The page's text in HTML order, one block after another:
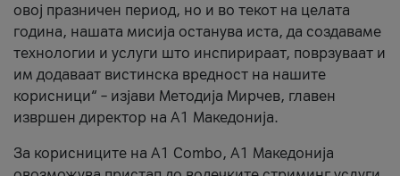
овој празничен период, но и во текот на целата
година, нашата мисија останува иста, да создаваме
технологии и услуги што инспирираат, поврзуваат и
им додаваат вистинска вредност на нашите
корисници“ – изјави Методија Мирчев, главен
извршен директор на А1 Македонија.
За корисниците на A1 Combo, А1 Македонија